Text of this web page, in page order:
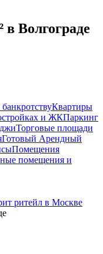
в Волгограде
Квартиры
и ЖКПаркинг
Торговые площади
Готовый Арендный
Помещения
помещения и
ритейл в Москве